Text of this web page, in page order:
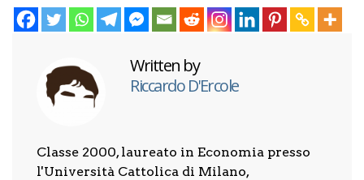
Written by
Riccardo D'Ercole
Classe 2000, laureato in Economia presso
l'Università Cattolica di Milano,